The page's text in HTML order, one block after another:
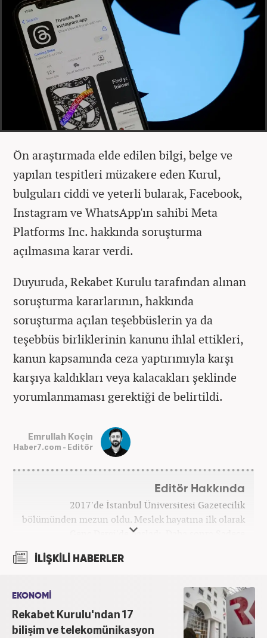
Ön araştırmada elde edilen bilgi, belge ve
yapılan tespitleri müzakere eden Kurul,
bulguları ciddi ve yeterli bularak, Facebook,
Instagram ve WhatsApp'ın sahibi Meta
Platforms Inc. hakkında soruşturma
açılmasına karar verdi.
Duyuruda, Rekabet Kurulu tarafından alınan
soruşturma kararlarının, hakkında
soruşturma açılan teşebbüslerin ya da
teşebbüs birliklerinin kanunu ihlal ettikleri,
kanun kapsamında ceza yaptırımıyla karşı
karşıya kaldıkları veya kalacakları şeklinde
yorumlanmaması gerektiği de belirtildi.
Emrullah Koçin
Haber7.com - Editör
Editör Hakkında
2017'de İstanbul Üniversitesi Gazetecilik
bölümünden mezun oldu. Meslek hayatına ilk olarak
Genç Dergi'de başladı. Daha sonra Sadece
yılında Haber7.com ailesine dahil olan Koçin,
hayatına devam etmektedir.
İLİŞKİLİ HABERLER
EKONOMİ
Rekabet Kurulu'ndan 17
bilişim ve telekomünikasyon